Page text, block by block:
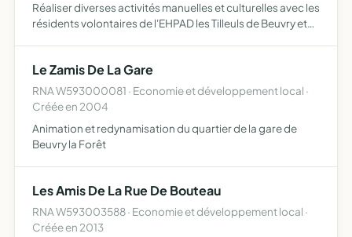
Réaliser diverses activités manuelles et culturelles avec les
résidents volontaires de l'EHPAD les Tilleuls de Beuvry et
Le Zamis De La Gare
RNA W593000081 · Economie et développement local ·
Créée en 2004
Animation et redynamisation du quartier de la gare de
Beuvry la Forêt
Les Amis De La Rue De Bouteau
RNA W593003588 · Economie et développement local ·
Créée en 2013